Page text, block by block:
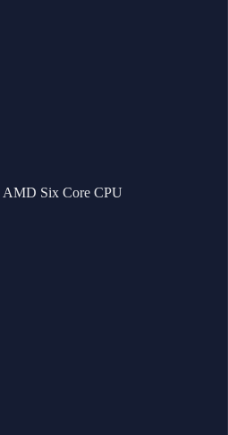
Six Core CPU